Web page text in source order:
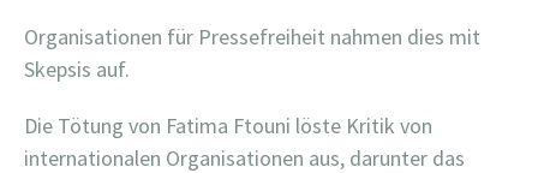
Organisationen für Pressefreiheit nahmen dies mit
Skepsis auf.
Die Tötung von Fatima Ftouni löste Kritik von
internationalen Organisationen aus, darunter das